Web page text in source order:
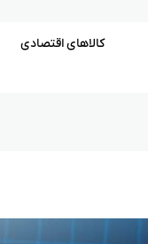
کالاهای اقتصادی